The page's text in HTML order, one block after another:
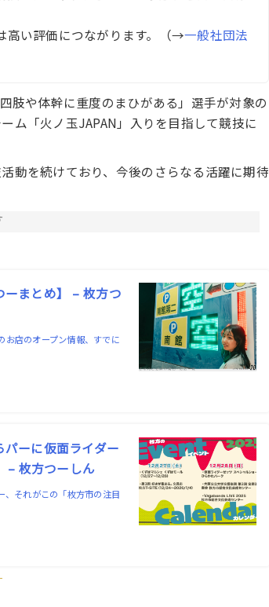
高い評価につながります。（→一般社団法
肢や体幹に重度のまひがある」選手が対象の
ム「火ノ玉JAPAN」入りを目指して競技に
動を続けており、今後のさらなる活躍に期待
まとめ】 – 枚方つ
お店のオープン情報、すでに
ーに仮面ライダー
– 枚方つーしん
それがこの「枚方市の注目